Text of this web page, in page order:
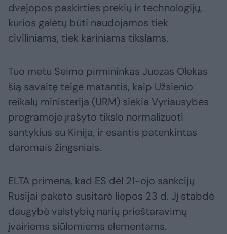
dvejopos paskirties prekių ir technologijų,
kurios galėtų būti naudojamos tiek
civiliniams, tiek kariniams tikslams.
Tuo metu Seimo pirmininkas Juozas Olekas
šią savaitę teigė matantis, kaip Užsienio
reikalų ministerija (URM) siekia Vyriausybės
programoje įrašyto tikslo normalizuoti
santykius su Kinija, ir esantis patenkintas
daromais žingsniais.
ELTA primena, kad ES dėl 21-ojo sankcijų
Rusijai paketo susitarė liepos 23 d. Jį stabdė
daugybė valstybių narių prieštaravimų
įvairiems siūlomiems elementams.